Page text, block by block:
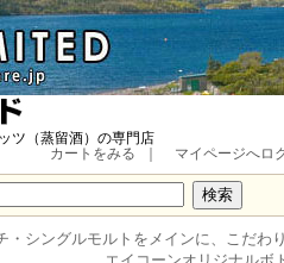
ツ（蒸留酒）の専門店
カートをみる
マイページへロ
・ シングルモルトをメインに、 こだわ